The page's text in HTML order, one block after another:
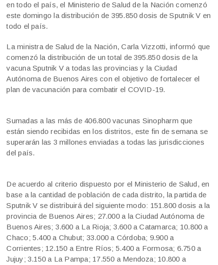
en todo el país, el Ministerio de Salud de la Nación comenzó
este domingo la distribución de 395.850 dosis de Sputnik V en
todo el país.
La ministra de Salud de la Nación, Carla Vizzotti, informó que
comenzó la distribución de un total de 395.850 dosis de la
vacuna Sputnik V a todas las provincias y la Ciudad
Autónoma de Buenos Aires con el objetivo de fortalecer el
plan de vacunación para combatir el COVID-19.
Sumadas a las más de 406.800 vacunas Sinopharm que
están siendo recibidas en los distritos, este fin de semana se
superarán las 3 millones enviadas a todas las jurisdicciones
del país.
De acuerdo al criterio dispuesto por el Ministerio de Salud, en
base a la cantidad de población de cada distrito, la partida de
Sputnik V se distribuirá del siguiente modo: 151.800 dosis a la
provincia de Buenos Aires; 27.000 a la Ciudad Autónoma de
Buenos Aires; 3.600 a La Rioja; 3.600 a Catamarca; 10.800 a
Chaco; 5.400 a Chubut; 33.000 a Córdoba; 9.900 a
Corrientes; 12.150 a Entre Ríos; 5.400 a Formosa; 6.750 a
Jujuy; 3.150 a La Pampa; 17.550 a Mendoza; 10.800 a